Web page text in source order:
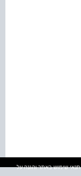
תנאי שימוש באתר והגנה על